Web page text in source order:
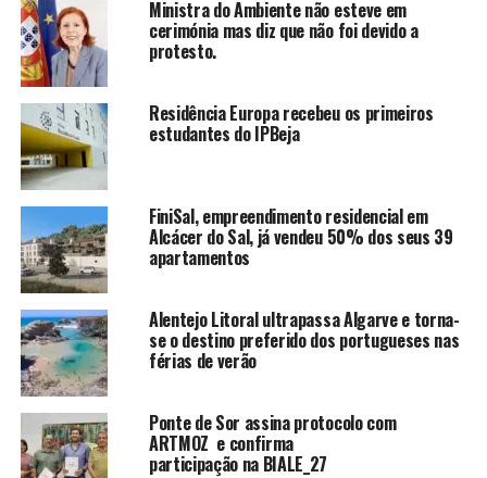
Ministra do Ambiente não esteve em
cerimónia mas diz que não foi devido a
protesto.
Residência Europa recebeu os primeiros
estudantes do IPBeja
FiniSal, empreendimento residencial em
Alcácer do Sal, já vendeu 50% dos seus 39
apartamentos
Alentejo Litoral ultrapassa Algarve e torna-
se o destino preferido dos portugueses nas
férias de verão
Ponte de Sor assina protocolo com
ARTMOZ e confirma
participação na BIALE_27